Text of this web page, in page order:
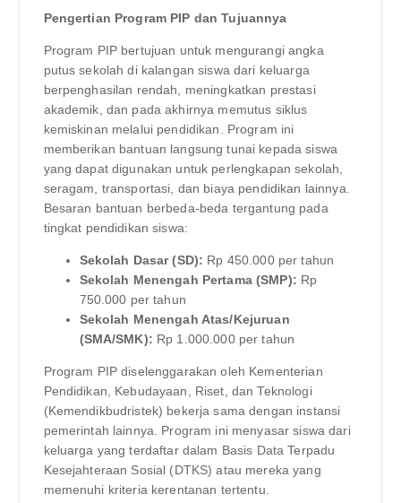
Pengertian Program PIP dan Tujuannya
Program PIP bertujuan untuk mengurangi angka
putus sekolah di kalangan siswa dari keluarga
berpenghasilan rendah, meningkatkan prestasi
akademik, dan pada akhirnya memutus siklus
kemiskinan melalui pendidikan. Program ini
memberikan bantuan langsung tunai kepada siswa
yang dapat digunakan untuk perlengkapan sekolah,
seragam, transportasi, dan biaya pendidikan lainnya.
Besaran bantuan berbeda-beda tergantung pada
tingkat pendidikan siswa:
Sekolah Dasar (SD): Rp 450.000 per tahun
Sekolah Menengah Pertama (SMP): Rp
750.000 per tahun
Sekolah Menengah Atas/Kejuruan
(SMA/SMK): Rp 1.000.000 per tahun
Program PIP diselenggarakan oleh Kementerian
Pendidikan, Kebudayaan, Riset, dan Teknologi
(Kemendikbudristek) bekerja sama dengan instansi
pemerintah lainnya. Program ini menyasar siswa dari
keluarga yang terdaftar dalam Basis Data Terpadu
Kesejahteraan Sosial (DTKS) atau mereka yang
memenuhi kriteria kerentanan tertentu.